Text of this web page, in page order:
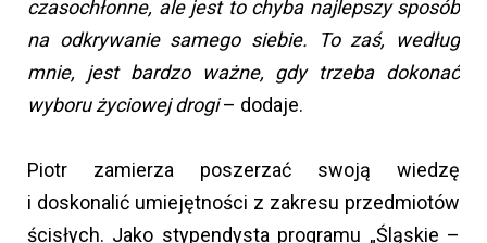
czasochłonne, ale jest to chyba najlepszy sposób
na odkrywanie samego siebie. To zaś, według
mnie, jest bardzo ważne, gdy trzeba dokonać
wyboru życiowej drogi– dodaje.
Piotr zamierza poszerzać swoją wiedzę
i doskonalić umiejętności z zakresu przedmiotów
ścisłych. Jako stypendysta programu „Śląskie –